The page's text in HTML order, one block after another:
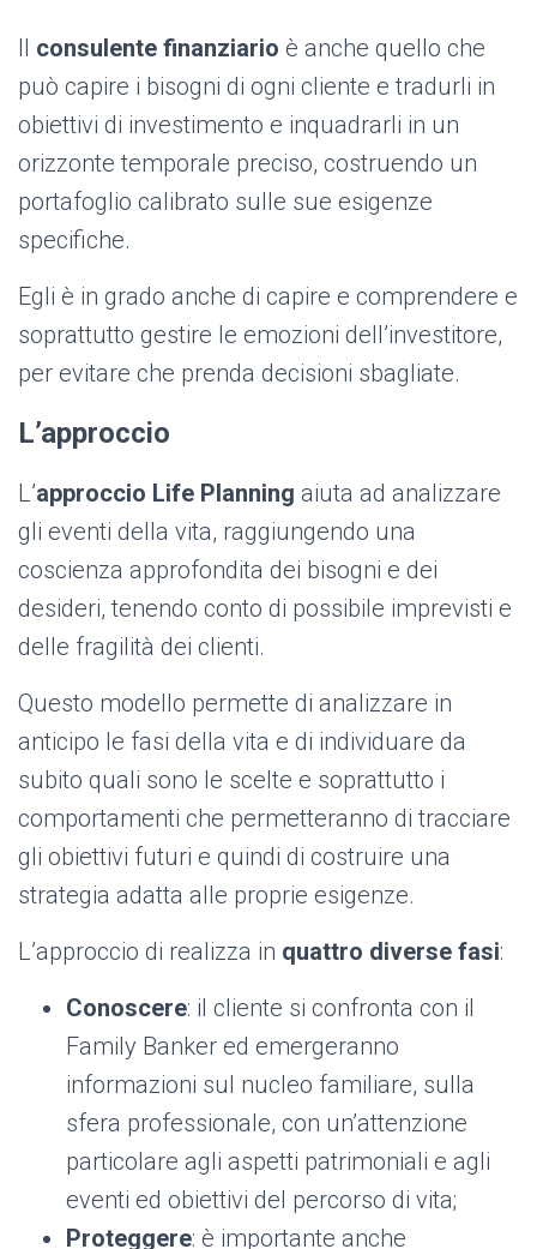
Il consulente finanziario è anche quello che
può capire i bisogni di ogni cliente e tradurli in
obiettivi di investimento e inquadrarli in un
orizzonte temporale preciso, costruendo un
portafoglio calibrato sulle sue esigenze
specifiche.
Egli è in grado anche di capire e comprendere e
soprattutto gestire le emozioni dell’investitore,
per evitare che prenda decisioni sbagliate.
L’approccio
L’approccio Life Planning aiuta ad analizzare
gli eventi della vita, raggiungendo una
coscienza approfondita dei bisogni e dei
desideri, tenendo conto di possibile imprevisti e
delle fragilità dei clienti.
Questo modello permette di analizzare in
anticipo le fasi della vita e di individuare da
subito quali sono le scelte e soprattutto i
comportamenti che permetteranno di tracciare
gli obiettivi futuri e quindi di costruire una
strategia adatta alle proprie esigenze.
L’approccio di realizza in quattro diverse fasi:
Conoscere: il cliente si confronta con il
Family Banker ed emergeranno
informazioni sul nucleo familiare, sulla
sfera professionale, con un’attenzione
particolare agli aspetti patrimoniali e agli
eventi ed obiettivi del percorso di vita;
Proteggere: è importante anche